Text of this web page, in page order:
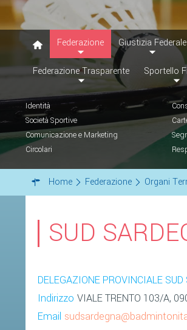
Federazione Giustizia Federale
Federazione Trasparente Sportello
Identità
Società Sportive
Comunicazione e Marketing
Circolari
Home Federazione Organi
SUD
DELEGAZIONE PROVINCIALE SUD
Indirizzo VIALE TRENTO 103/A,
Email